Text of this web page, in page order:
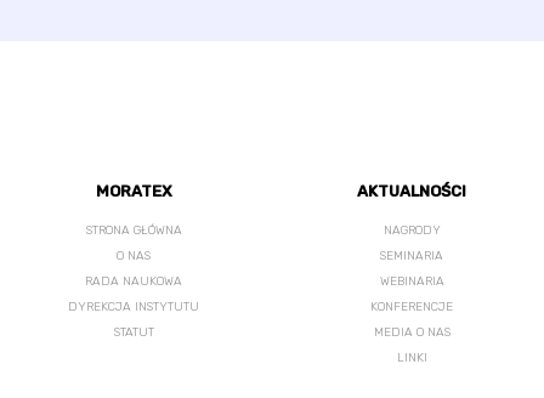
MORATEX
STRONA GŁÓWNA
O NAS
RADA NAUKOWA
DYREKCJA INSTYTUTU
STATUT
AKTUALNOŚCI
NAGRODY
SEMINARIA
WEBINARIA
KONFERENCJE
MEDIA O NAS
LINKI